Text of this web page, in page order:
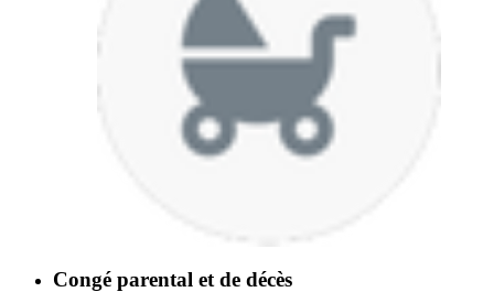
Congé parental et de décès